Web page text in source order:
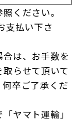
ください。
支払い下さ
は、お手数を
らせて頂いて
卒ご了承くだ
ヤマト運輸」